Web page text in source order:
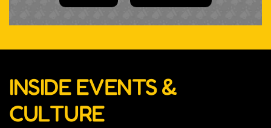
INSIDE EVENTS &
CULTURE